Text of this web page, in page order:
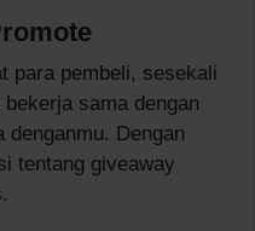
para pembeli, sesekali
sama dengan
Dengan
tentang giveaway